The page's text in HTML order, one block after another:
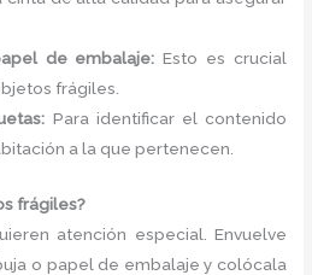
de embalaje: Esto es crucial
frágiles.
Para identificar el contenido
a la que pertenecen.
frágiles?
atención especial. Envuelve
o papel de embalaje y colócala